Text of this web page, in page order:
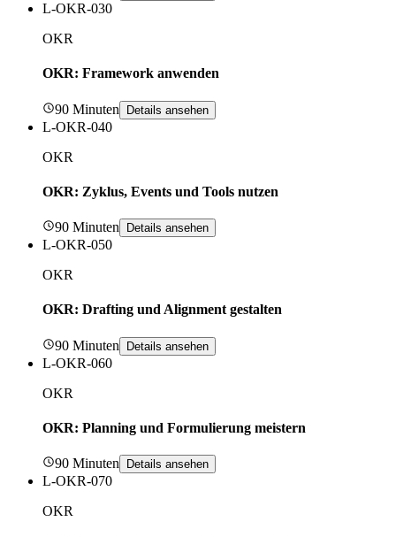
L-OKR-030
OKR
OKR: Framework anwenden
90 Minuten Details ansehen
L-OKR-040
OKR
OKR: Zyklus, Events und Tools nutzen
90 Minuten Details ansehen
L-OKR-050
OKR
OKR: Drafting und Alignment gestalten
90 Minuten Details ansehen
L-OKR-060
OKR
OKR: Planning und Formulierung meistern
90 Minuten Details ansehen
L-OKR-070
OKR